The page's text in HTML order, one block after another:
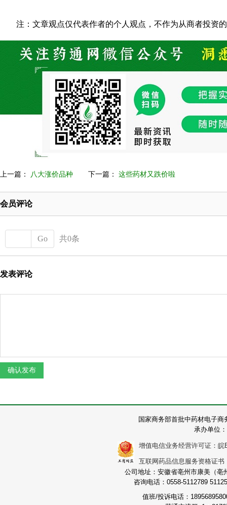
注：文章观点仅代表作者的个人观点，不作为从商者投资
上一篇： 八大涨价品种 下一篇： 这些药材又跌价啦
会员评论
Go 共0条
发表评论
国家商务部首批中药材电子
承办单位
增值电信业务经营许可证：皖
互联网药品信息服务资格证
公司地址：安徽省亳州市康美（
咨询电话：0558-5112789
值班/投诉电话：